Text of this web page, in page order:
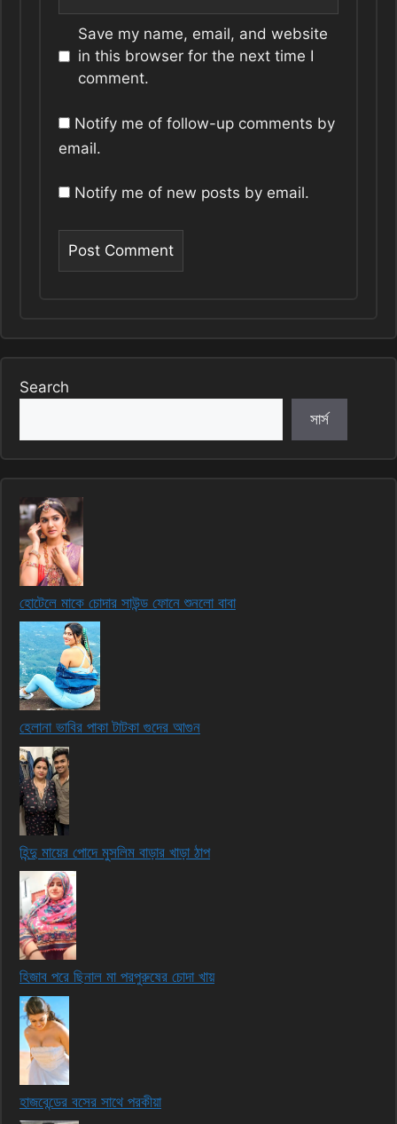
Save my name, email, and website
in this browser for the next time I
comment.
Notify me of follow-up comments by
email.
Notify me of new posts by email.
Search
সার্স
হোটেলে মাকে চোদার সাউন্ড ফোনে শুনলো বাবা
হেলানা ভাবির পাকা টাটকা গুদের আগুন
হিন্দু মায়ের পোদে মুসলিম বাড়ার খাড়া ঠাপ
হিজাব পরে ছিনাল মা পরপুরুষের চোদা খায়
হাজবেন্ডের বসের সাথে পরকীয়া